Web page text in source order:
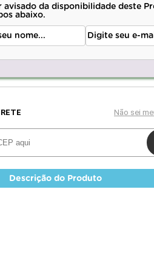
avisado da disponibilidade deste
abaixo.
Descrição do Produto